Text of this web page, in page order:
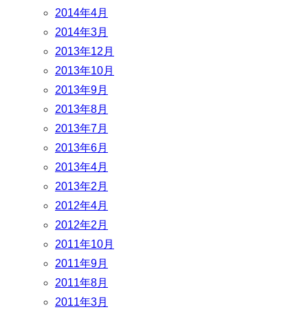
2014年4月
2014年3月
2013年12月
2013年10月
2013年9月
2013年8月
2013年7月
2013年6月
2013年4月
2013年2月
2012年4月
2012年2月
2011年10月
2011年9月
2011年8月
2011年3月